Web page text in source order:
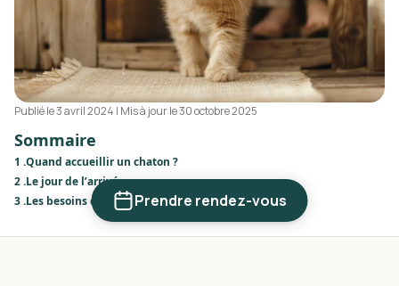
Prendre rendez-vous
Publié le3 avril 2024 | Mis à jour le 30 octobre 2025
Sommaire
1 .Quand accueillir un chaton ?
2 .Le jour de l’arrivée
3 .Les besoins du chaton